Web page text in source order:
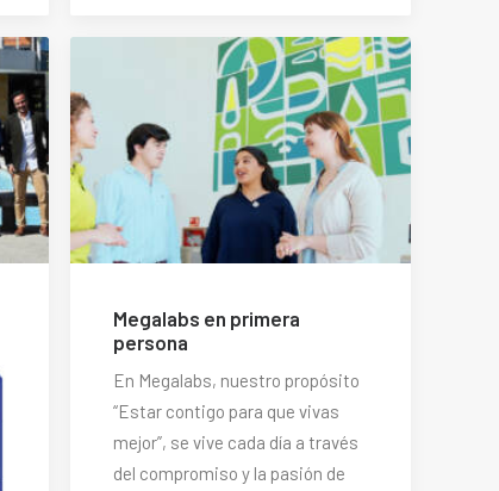
Megalabs en primera
persona
En Megalabs, nuestro propósito
“Estar contigo para que vivas
mejor”, se vive cada día a través
del compromiso y la pasión de